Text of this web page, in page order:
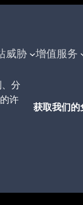
威胁 增值服务
分
许
获取我们的